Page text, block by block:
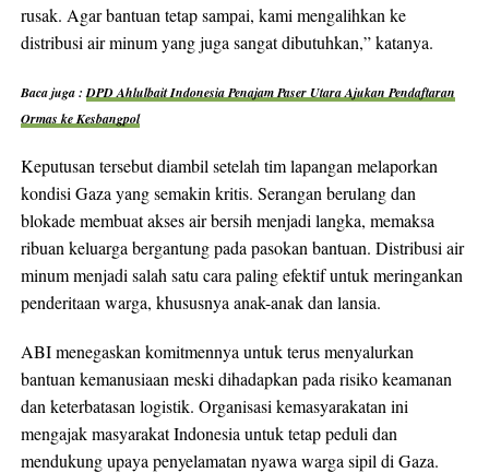
rusak. Agar bantuan tetap sampai, kami mengalihkan ke
distribusi air minum yang juga sangat dibutuhkan,” katanya.
Baca juga :DPD Ahlulbait Indonesia Penajam Paser Utara Ajukan Pendaftaran
Ormas ke Kesbangpol
Keputusan tersebut diambil setelah tim lapangan melaporkan
kondisi Gaza yang semakin kritis. Serangan berulang dan
blokade membuat akses air bersih menjadi langka, memaksa
ribuan keluarga bergantung pada pasokan bantuan. Distribusi air
minum menjadi salah satu cara paling efektif untuk meringankan
penderitaan warga, khususnya anak-anak dan lansia.
ABI menegaskan komitmennya untuk terus menyalurkan
bantuan kemanusiaan meski dihadapkan pada risiko keamanan
dan keterbatasan logistik. Organisasi kemasyarakatan ini
mengajak masyarakat Indonesia untuk tetap peduli dan
mendukung upaya penyelamatan nyawa warga sipil di Gaza.